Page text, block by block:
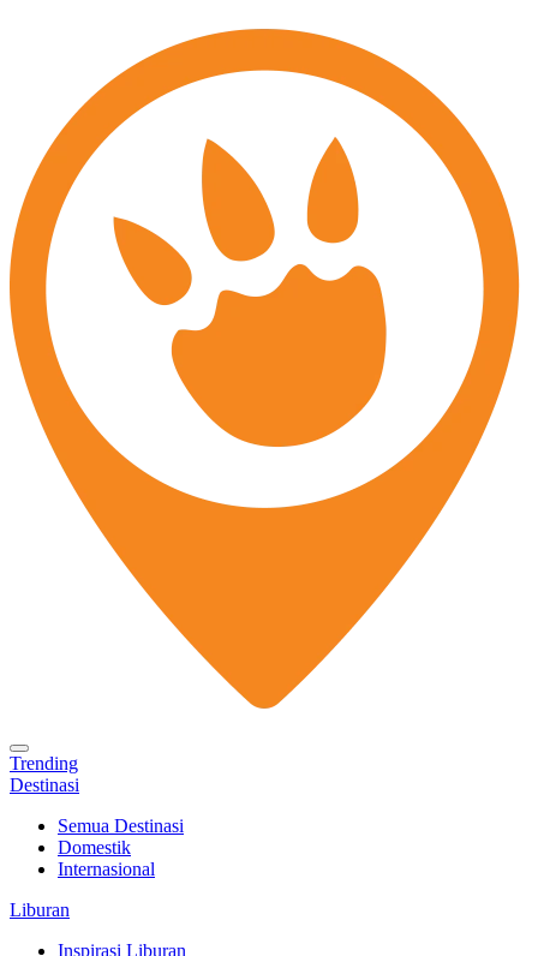
Trending
Destinasi
Semua Destinasi
Domestik
Internasional
Liburan
Inspirasi Liburan